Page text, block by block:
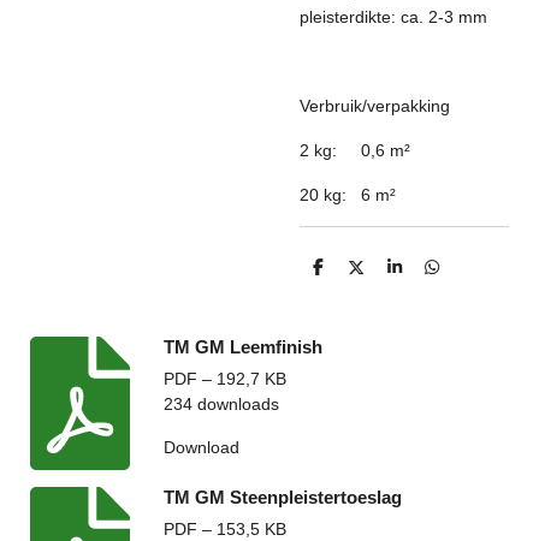
pleisterdikte: ca. 2-3 mm
Verbruik/verpakking
2 kg: 0,6 m²
20 kg: 6 m²
D
n
D
S
D
TM GM Leemfinish
PDF – 192,7 KB
234 downloads
Download
TM GM Steenpleistertoeslag
PDF – 153,5 KB